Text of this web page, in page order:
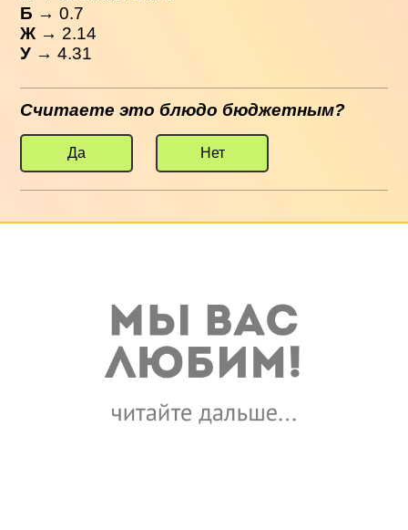
Б → 0.7
Ж → 2.14
У → 4.31
Считаете это блюдо бюджетным?
Да Нет